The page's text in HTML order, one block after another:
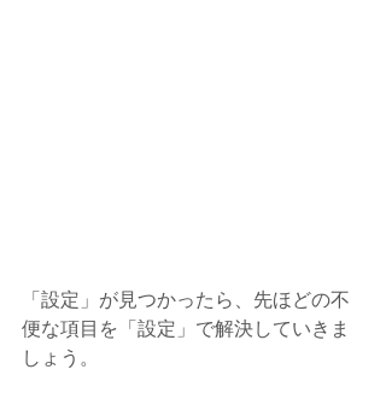
「設定」が見つかったら、先ほどの不
便な項目を「設定」で解決していきま
しょう。